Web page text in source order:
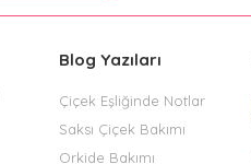
Blog Yazıları
Çiçek Eşliğinde Notlar
Saksı Çiçek Bakımı
Orkide Bakımı